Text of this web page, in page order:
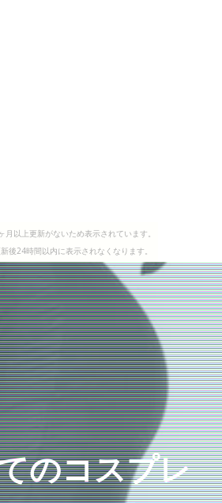
月以上更新がないため表示されています。
後24時間以内に表示されなくなります。
のコスプレ